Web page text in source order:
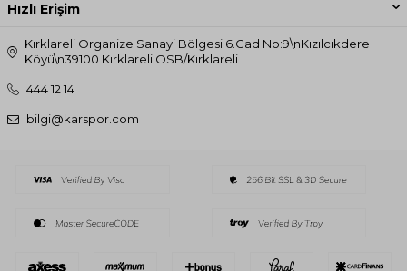
Hızlı Erişim
Kırklareli Organize Sanayi Bölgesi 6.Cad No:9\nKızılcıkdere
Köyü\n39100 Kırklareli OSB/Kırklareli
444 12 14
bilgi@karspor.com